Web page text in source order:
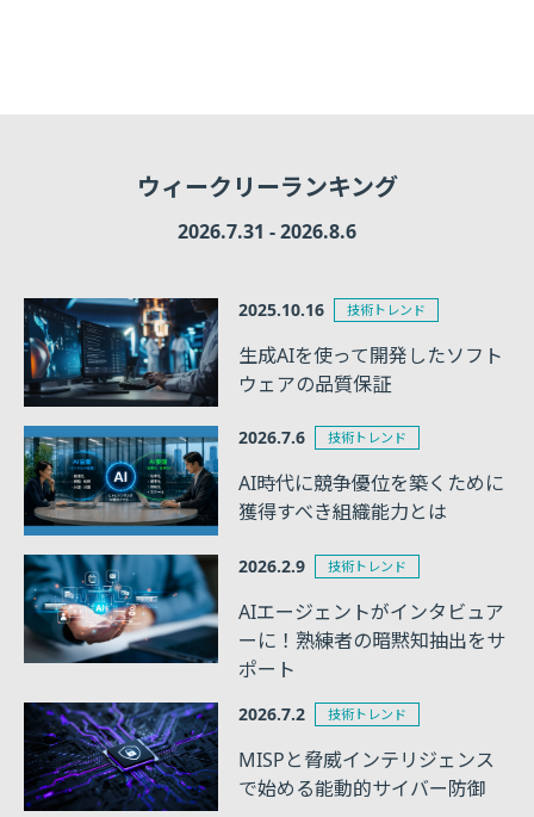
ウィークリーランキング
2026.7.31 - 2026.8.6
2025.10.16 技術トレンド
生成AIを使って開発したソフト
ウェアの品質保証
2026.7.6 技術トレンド
AI時代に競争優位を築くために
獲得すべき組織能力とは
2026.2.9 技術トレンド
AIエージェントがインタビュア
ーに！熟練者の暗黙知抽出をサ
ポート
2026.7.2 技術トレンド
MISPと脅威インテリジェンス
で始める能動的サイバー防御